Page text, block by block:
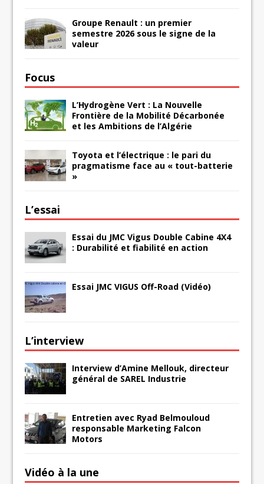
Groupe Renault : un premier
semestre 2026 sous le signe de la
valeur
Focus
L’Hydrogène Vert : La Nouvelle
Frontière de la Mobilité Décarbonée
et les Ambitions de l’Algérie
Toyota et l’électrique : le pari du
pragmatisme face au « tout-batterie
»
L’essai
Essai du JMC Vigus Double Cabine 4X4
: Durabilité et fiabilité en action
Essai JMC VIGUS Off-Road (Vidéo)
L’interview
Interview d’Amine Mellouk, directeur
général de SAREL Industrie
Entretien avec Ryad Belmouloud
responsable Marketing Falcon
Motors
Vidéo à la une